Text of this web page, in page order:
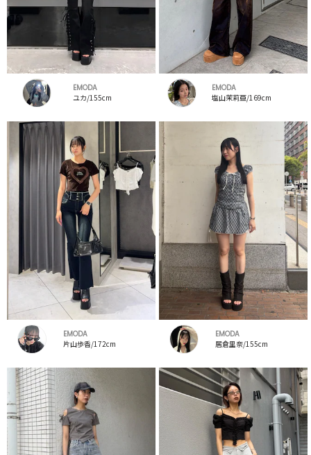
EMODA
ユカ/155cm
EMODA
塩山茉莉亜/169cm
EMODA
片山歩香/172cm
EMODA
居倉里奈/155cm